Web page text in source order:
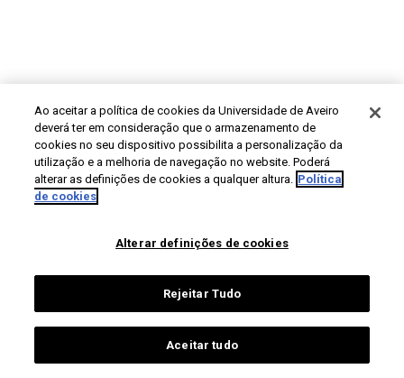
Ao aceitar a política de cookies da Universidade de Aveiro
deverá ter em consideração que o armazenamento de
cookies no seu dispositivo possibilita a personalização da
utilização e a melhoria de navegação no website. Poderá
alterar as definições de cookies a qualquer altura. Política
de cookies
Alterar definições de cookies
Rejeitar Tudo
Aceitar tudo